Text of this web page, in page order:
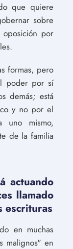
que quiere
sobre
oposición por
formas, pero
poder por sí
demás; está
y no por el
mismo,
de la familia
actuando
llamado
escrituras
en muchas
malignos" en